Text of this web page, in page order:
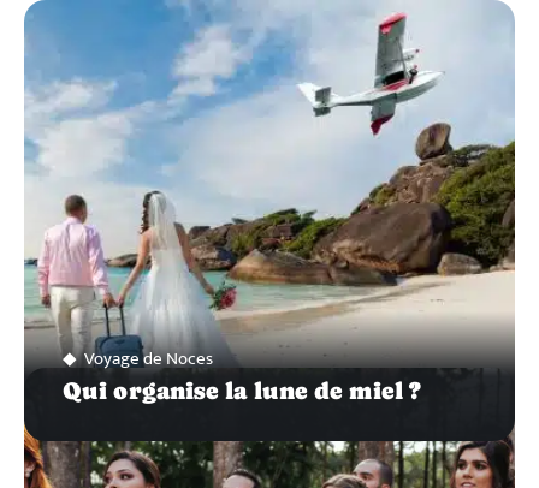
SUR…
Voyage de Noces
Qui organise la lune de miel ?